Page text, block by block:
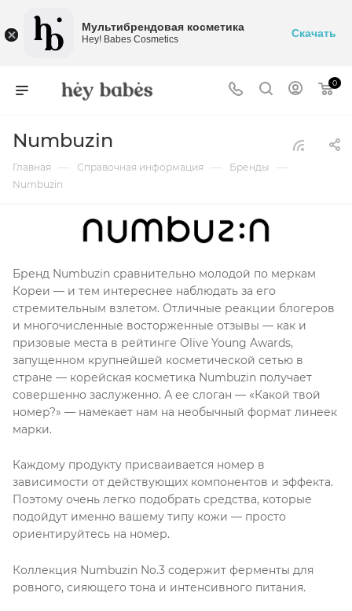
0
Numbuzin
Главная — Справочная информация — Бренды —
Numbuzin
Бренд Numbuzin сравнительно молодой по меркам
Кореи — и тем интереснее наблюдать за его
стремительным взлетом. Отличные реакции блогеров
и многочисленные восторженные отзывы — как и
призовые места в рейтинге Olive Young Awards,
запущенном крупнейшей косметической сетью в
стране — корейская косметика Numbuzin получает
совершенно заслуженно. А ее слоган — «Какой твой
номер?» — намекает нам на необычный формат линеек
марки.
Каждому продукту присваивается номер в
зависимости от действующих компонентов и эффекта.
Поэтому очень легко подобрать средства, которые
подойдут именно вашему типу кожи — просто
ориентируйтесь на номер.
Коллекция Numbuzin No.3 содержит ферменты для
ровного, сияющего тона и интенсивного питания.
Мультибрендовая косметика
Hey! Babes Cosmetics Скачать